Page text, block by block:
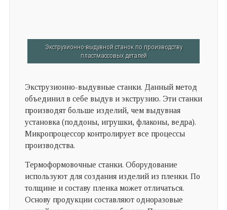
Экструзионно-выдувной станок по производству
пластмассовых деталей
Экструзионно-выдувные станки. Данный метод
объединил в себе выдув и экструзию. Эти станки
производят больше изделий, чем выдувная
установка (поддоны, игрушки, флаконы, ведра).
Микропроцессор контролирует все процессы
производства.
Термоформовочные станки. Оборудование
используют для создания изделий из пленки. По
толщине и составу пленка может отличаться.
Основу продукции составляют одноразовые